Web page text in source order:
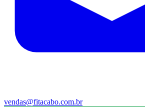
vendas@fitacabo.com.br